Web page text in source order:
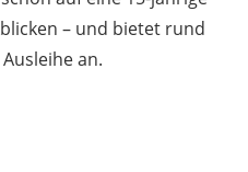
– und bietet rund
an.